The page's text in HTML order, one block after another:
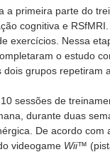
a primeira parte do
cognitiva e
exercícios. Nessa
o estudo
grupos repetiram
sessões de
durante duas
De acordo
videogame Wii™